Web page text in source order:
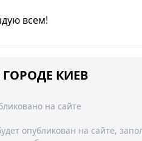
всем!
ГОРОДЕ КИЕВ
на сайте
опубликован на сайте,